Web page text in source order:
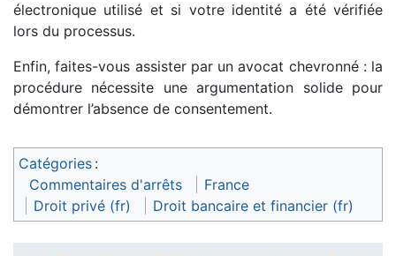
électronique utilisé et si votre identité a été vérifiée
lors du processus.
Enfin, faites-vous assister par un avocat chevronné : la
procédure nécessite une argumentation solide pour
démontrer l’absence de consentement.
Catégories :
Commentaires d'arrêts
France
Droit privé (fr)
Droit bancaire et financier (fr)